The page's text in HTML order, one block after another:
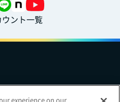
ント一覧
experience on our